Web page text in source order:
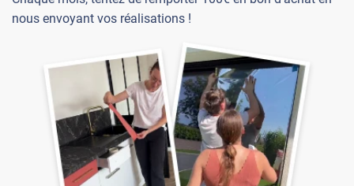
nous envoyant vos réalisations !